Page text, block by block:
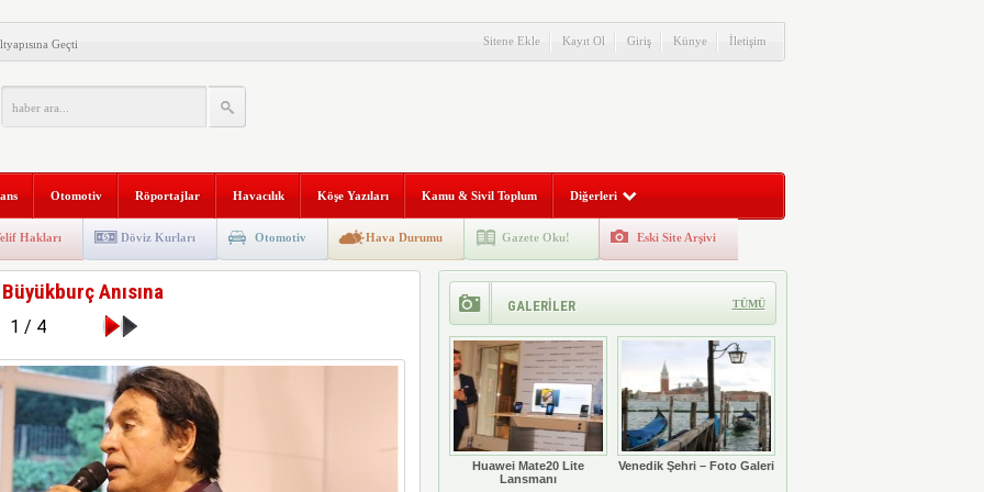
Geçti
Kadim Eşikler” Karma
instax mini 99’un
Stratejik Ortaklık Kurdu
Temizliyor: Qrevo Curv
Sivas’ta Açtı
Trafiğine Dijital Çözüm: PEYK
Atama
Sitene Ekle Kayıt Ol Giriş Künye İletişim
Otomotiv Röportajlar Havacılık Köşe Yazıları Kamu & Sivil Toplum Diğerleri
Hakları Döviz Kurları Otomotiv Hava Durumu Gazete Oku! Eski Site Arşivi
Anısına
1 / 4
GALERİLER TÜMÜ
Huawei Mate20 Lite
Lansmanı
Venedik Şehri – Foto Galeri